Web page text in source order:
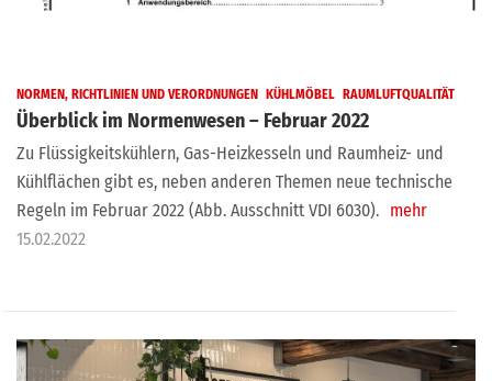
NORMEN, RICHTLINIEN UND VERORDNUNGEN KÜHLMÖBEL RAUMLUFTQUALITÄT
Überblick im Normenwesen – Februar 2022
Zu Flüssigkeitskühlern, Gas-Heizkesseln und Raumheiz- und
Kühlflächen gibt es, neben anderen Themen neue technische
Regeln im Februar 2022 (Abb. Ausschnitt VDI 6030). mehr
15.02.2022